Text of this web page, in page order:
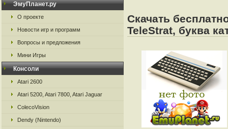
ЭмуПланет.ру
О проекте
Новости игр и программ
Вопросы и предложения
Мини Игры
Консоли
Atari 2600
Atari 5200, Atari 7800, Atari Jaguar
ColecoVision
Dendy (Nintendo)
Скачать
TeleStrat, буква